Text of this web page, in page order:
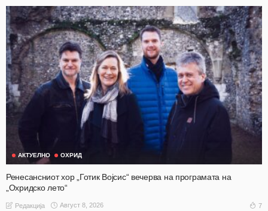
АКТУЕЛНО ОХРИД
Ренесансниот хор „Готик Војсис“ вечерва на програмата на
„Охридско лето“
Редакција Август 8, 2026 7